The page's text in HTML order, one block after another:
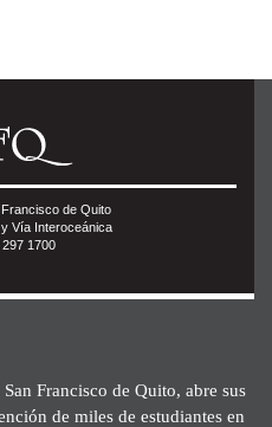
de Quito
Vía Interoceánica
1700
Francisco de Quito, abre sus
de miles de estudiantes en